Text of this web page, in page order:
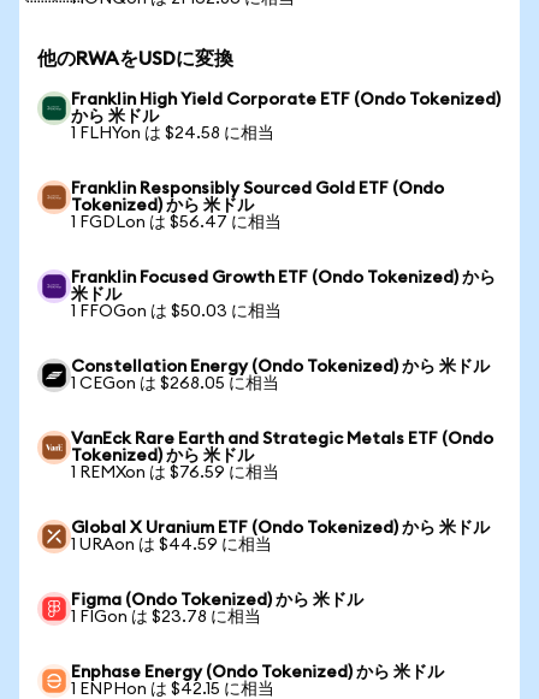
他のRWAをUSDに変換
Franklin High Yield Corporate ETF (Ondo Tokenized)
から 米ドル
1 FLHYon は $24.58 に相当
Franklin Responsibly Sourced Gold ETF (Ondo
Tokenized) から 米ドル
1 FGDLon は $56.47 に相当
Franklin Focused Growth ETF (Ondo Tokenized) から
米ドル
1 FFOGon は $50.03 に相当
Constellation Energy (Ondo Tokenized) から 米ドル
1 CEGon は $268.05 に相当
VanEck Rare Earth and Strategic Metals ETF (Ondo
Tokenized) から 米ドル
1 REMXon は $76.59 に相当
Global X Uranium ETF (Ondo Tokenized) から 米ドル
1 URAon は $44.59 に相当
Figma (Ondo Tokenized) から 米ドル
1 FIGon は $23.78 に相当
Enphase Energy (Ondo Tokenized) から 米ドル
1 ENPHon は $42.15 に相当